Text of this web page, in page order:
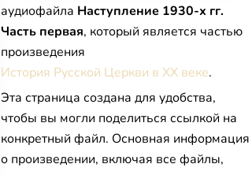
аудиофайла Наступление 1930-х гг.
Часть первая, который является частью
произведения
История Русской Церкви в XX веке.
Эта страница создана для удобства,
чтобы вы могли поделиться ссылкой на
конкретный файл. Основная информация
о произведении, включая все файлы,